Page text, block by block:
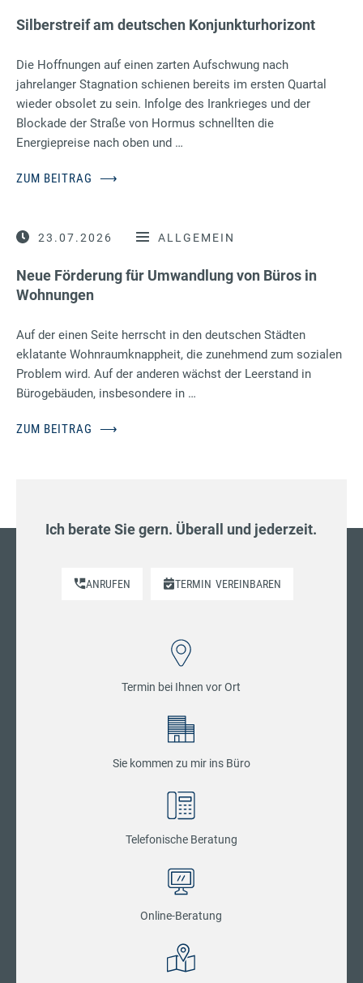
Silberstreif am deutschen Konjunkturhorizont
Die Hoffnungen auf einen zarten Aufschwung nach
jahrelanger Stagnation schienen bereits im ersten Quartal
wieder obsolet zu sein. Infolge des Irankrieges und der
Blockade der Straße von Hormus schnellten die
Energiepreise nach oben und …
ZUM BEITRAG ⟶
23.07.2026 ALLGEMEIN
Neue Förderung für Umwandlung von Büros in
Wohnungen
Auf der einen Seite herrscht in den deutschen Städten
eklatante Wohnraumknappheit, die zunehmend zum sozialen
Problem wird. Auf der anderen wächst der Leerstand in
Bürogebäuden, insbesondere in …
ZUM BEITRAG ⟶
Ich berate Sie gern. Überall und jederzeit.
ANRUFEN TERMIN VEREINBAREN
Termin bei Ihnen vor Ort
Sie kommen zu mir ins Büro
Telefonische Beratung
Online-Beratung